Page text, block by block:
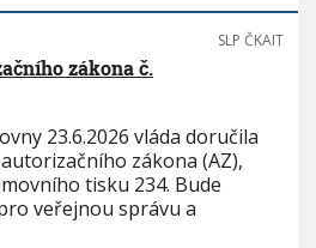
SLP ČKAIT
zákona č.
23.6.2026 vláda doručila
zákona (AZ),
tisku 234. Bude
veřejnou správu a